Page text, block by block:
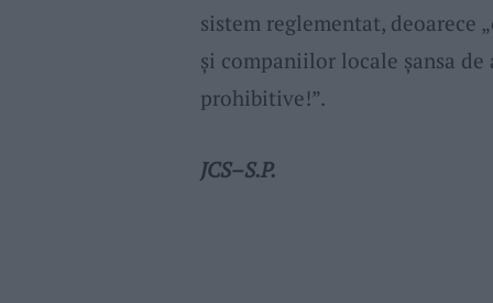
sistem reglementat, deoarece
și companiilor locale șansa
prohibitive!”.
JCS–S.P.